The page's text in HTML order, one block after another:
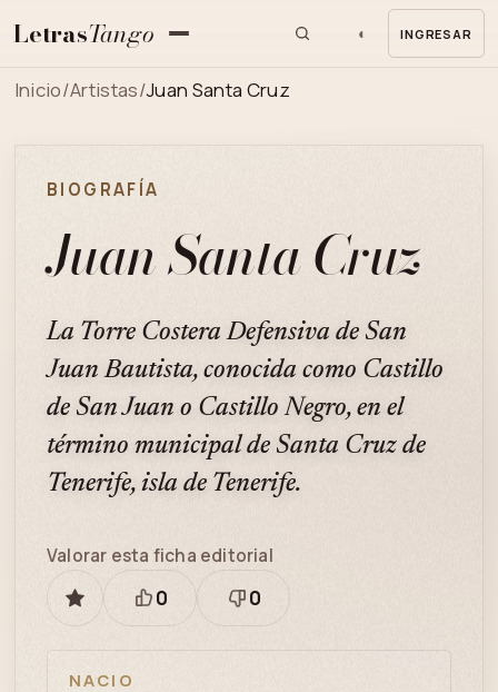
LetrasTango ◐ INGRESAR
Inicio/Artistas/Juan Santa Cruz
BIOGRAFÍA
Juan Santa Cruz
La Torre Costera Defensiva de San
Juan Bautista, conocida como Castillo
de San Juan o Castillo Negro, en el
término municipal de Santa Cruz de
Tenerife, isla de Tenerife.
GUARDAR
Valorar esta ficha editorial
Está
0
Necesita
0
NACIO